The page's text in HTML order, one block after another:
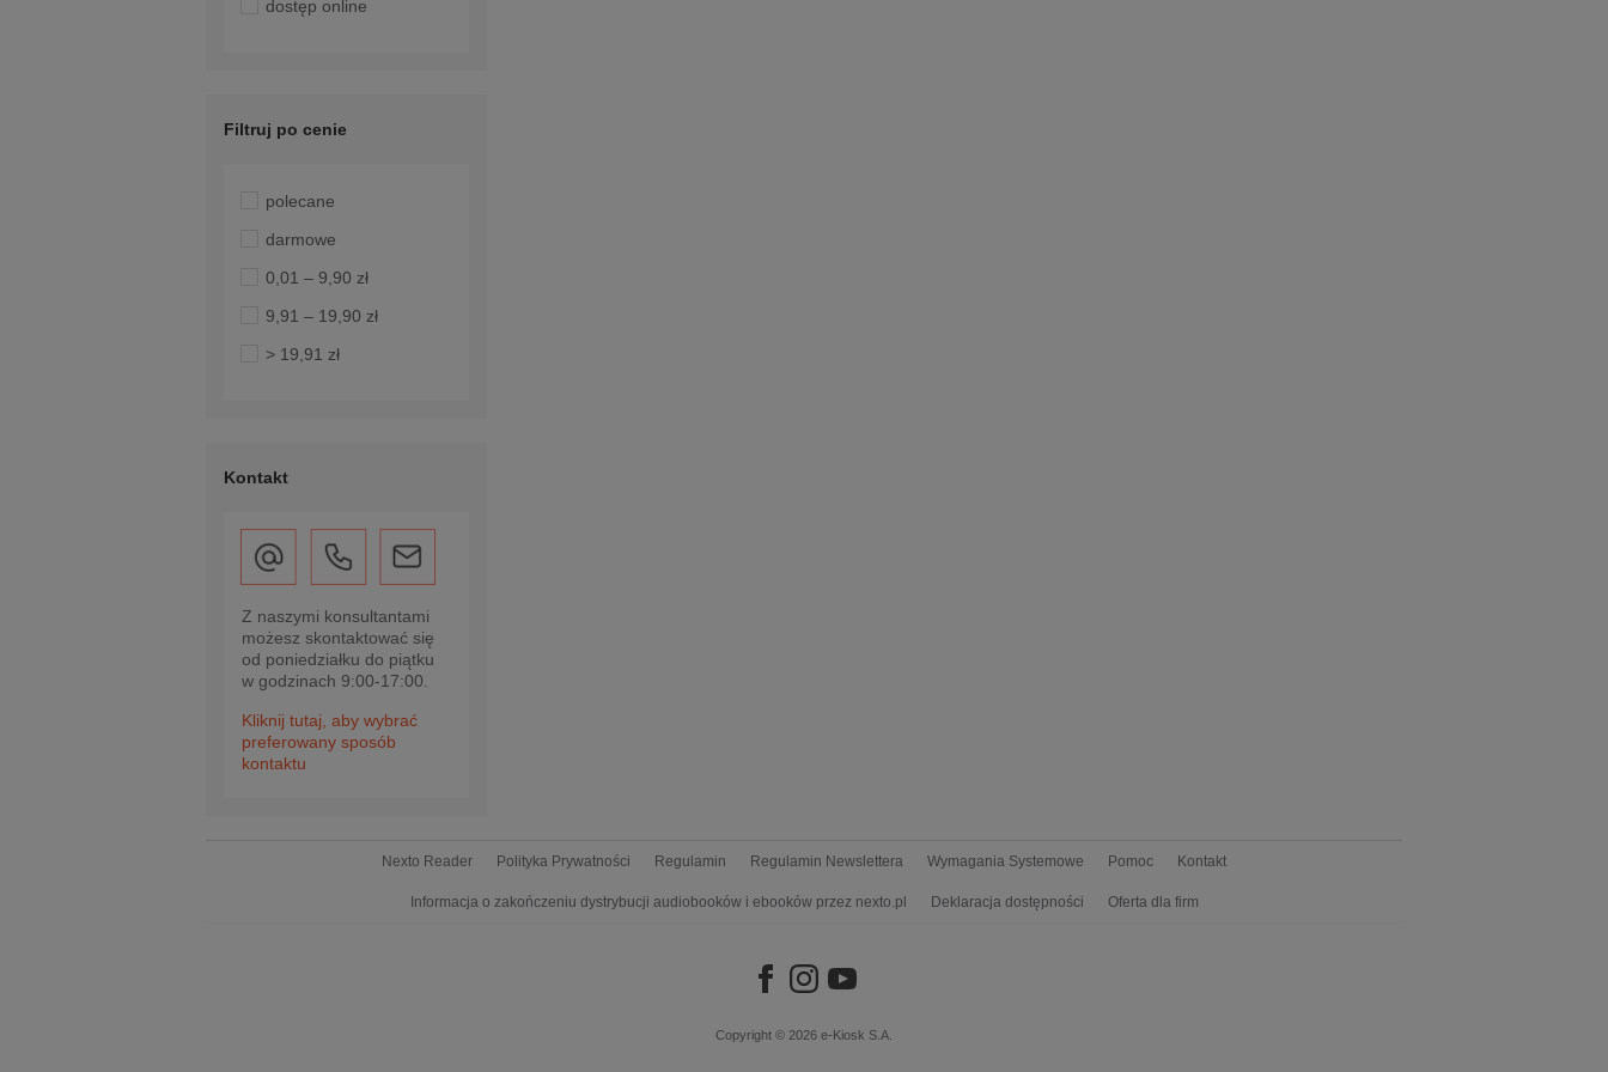
dostęp online
Filtruj po cenie
polecane
darmowe
0,01 – 9,90 zł
9,91 – 19,90 zł
> 19,91 zł
Kontakt
Z naszymi konsultantami
możesz skontaktować się
od poniedziałku do piątku
w godzinach 9:00-17:00.
Kliknij tutaj, aby wybrać
preferowany sposób
kontaktu
Nexto Reader Polityka Prywatności Regulamin Regulamin Newslettera Wymagania Systemowe Pomoc Kontakt
Informacja o zakończeniu dystrybucji audiobooków i ebooków przez nexto.pl Deklaracja dostępności Oferta dla firm
Copyright © 2026 e-Kiosk S.A.